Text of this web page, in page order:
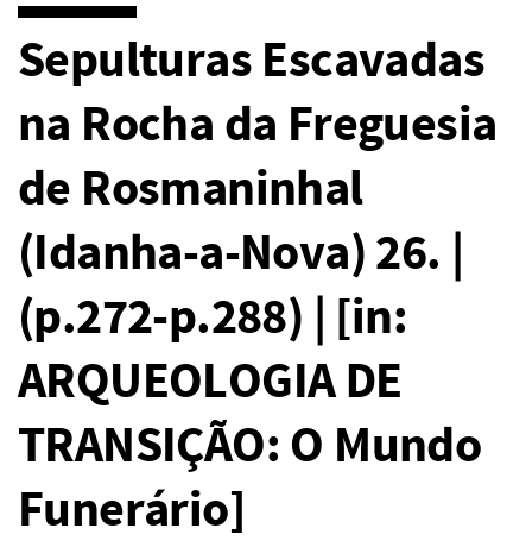
Sepulturas Escavadas
na Rocha da Freguesia
de Rosmaninhal
(Idanha-a-Nova) 26. |
(p.272-p.288) | [in:
ARQUEOLOGIA DE
TRANSIÇÃO: O Mundo
Funerário]